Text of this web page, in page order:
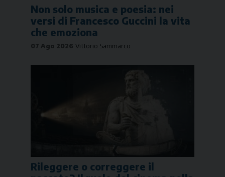
Non solo musica e poesia: nei
versi di Francesco Guccini la vita
che emoziona
07 Ago 2026 Vittorio Sammarco
Rileggere o correggere il